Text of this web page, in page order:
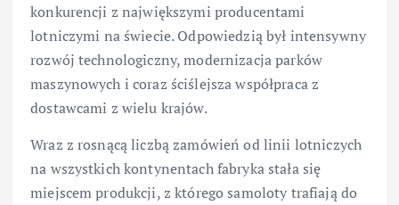
konkurencji z największymi producentami
lotniczymi na świecie. Odpowiedzią był intensywny
rozwój technologiczny, modernizacja parków
maszynowych i coraz ściślejsza współpraca z
dostawcami z wielu krajów.
Wraz z rosnącą liczbą zamówień od linii lotniczych
na wszystkich kontynentach fabryka stała się
miejscem produkcji, z którego samoloty trafiają do